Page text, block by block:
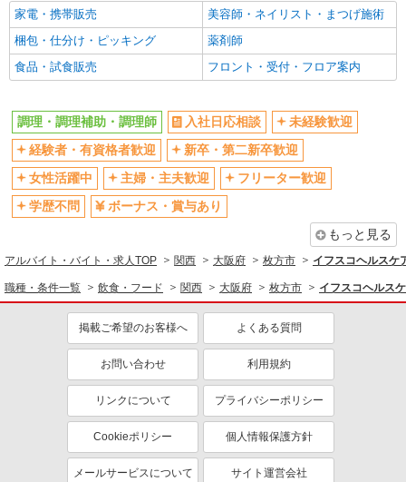
家電・携帯販売
美容師・ネイリスト・まつげ施術
梱包・仕分け・ピッキング
薬剤師
食品・試食販売
フロント・受付・フロア案内
調理・調理補助・調理師 入社日応相談
未経験歓迎
経験者・有資格者歓迎
新卒・第二新卒歓迎
女性活躍中
主婦・主夫歓迎
フリーター歓迎
学歴不問
ボーナス・賞与あり
もっと見る
アルバイト・バイト・求人TOP 関西 大阪府 枚方市 イフスコヘルスケ
職種・条件一覧 飲食・フード 関西 大阪府 枚方市 イフスコヘルス
掲載ご希望のお客様へ よくある質問
お問い合わせ 利用規約
リンクについて プライバシーポリシー
Cookieポリシー 個人情報保護方針
メールサービスについて サイト運営会社